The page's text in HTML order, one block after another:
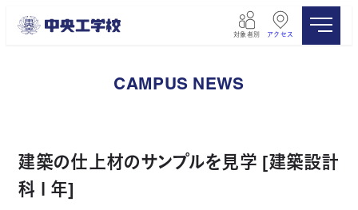
対象者別 アクセス
CAMPUS NEWS
建築の仕上材のサンプルを見学 [建築設計
科１年]